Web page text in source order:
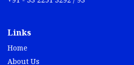
Links
Home
About Us